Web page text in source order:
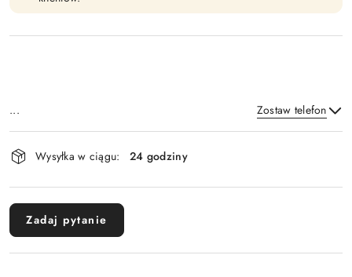
... Zostaw telefon
Dostępność
i
dostawa
Wysyłka w ciągu: 24 godziny
Zadaj pytanie